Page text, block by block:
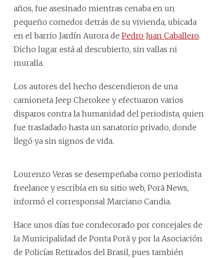
años, fue asesinado mientras cenaba en un
pequeño comedor detrás de su vivienda, ubicada
en el barrio Jardín Aurora de Pedro Juan Caballero.
Dicho lugar está al descubierto, sin vallas ni
muralla.
Los autores del hecho descendieron de una
camioneta Jeep Cherokee y efectuaron varios
disparos contra la humanidad del periodista, quien
fue trasladado hasta un sanatorio privado, donde
llegó ya sin signos de vida.
Lourenzo Veras se desempeñaba como periodista
freelance y escribía en su sitio web, Porã News,
informó el corresponsal Marciano Candia.
Hace unos días fue condecorado por concejales de
la Municipalidad de Ponta Porã y por la Asociación
de Policías Retirados del Brasil, pues también